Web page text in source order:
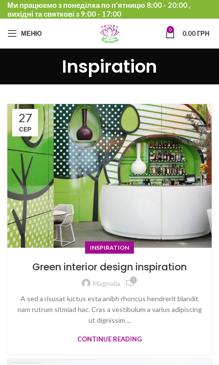
Ми працюємо з понеділка по п'ятницю 8:00 - 20:00 ,
вихідні та святкові з 9:00 - 17:00
МЕНЮ 0 0.00ГРН
Inspiration
27
СЕР
INSPIRATION
Green interior design inspiration
Magnolia 0
A sed a risusat luctus esta anibh rhoncus hendrerit blandit
nam rutrum sitmiad hac. Cras a vestibulum a varius adipiscing
ut dignissim ...
CONTINUE READING